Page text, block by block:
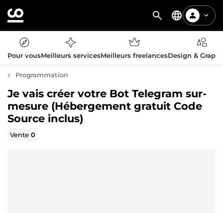
Pour vousMeilleurs servicesMeilleurs freelancesDesign &
Programmation
Je vais créer votre Bot Telegram sur-
mesure (Hébergement gratuit Code
Source inclus)
Vente0